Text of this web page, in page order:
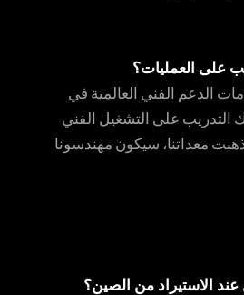
على العمليات؟
الدعم الفني العالمية في
التدريب على التشغيل الفني
معداتنا، سيكون مهندسونا
الاستيراد من الصين؟